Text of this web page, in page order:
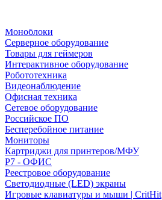
Моноблоки
Серверное оборудование
Товары для геймеров
Интерактивное оборудование
Робототехника
Видеонаблюдение
Офисная техника
Сетевое оборудование
Российское ПО
Бесперебойное питание
Мониторы
Картриджи для принтеров/МФУ
Р7 - ОФИС
Реестровое оборудование
Светодиодные (LED) экраны
Игровые клавиатуры и мыши | CritHit